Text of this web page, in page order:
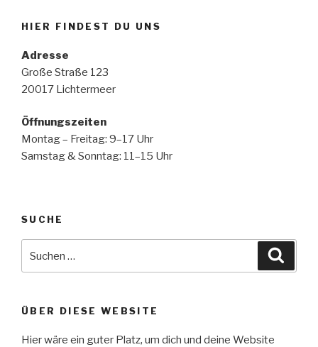
HIER FINDEST DU UNS
Adresse
Große Straße 123
20017 Lichtermeer
Öffnungszeiten
Montag – Freitag: 9–17 Uhr
Samstag & Sonntag: 11–15 Uhr
SUCHE
nach:
ÜBER DIESE WEBSITE
Hier wäre ein guter Platz, um dich und deine Website